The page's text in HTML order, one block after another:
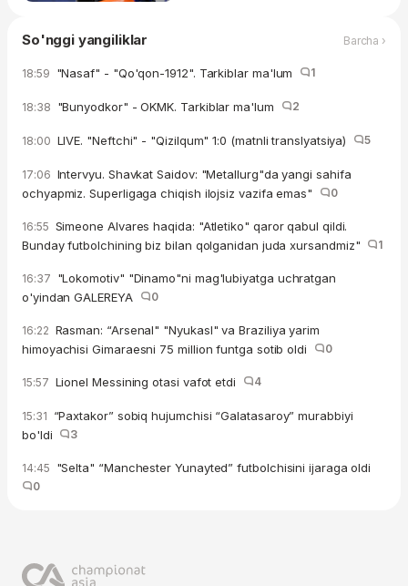
So'nggi yangiliklar Barcha ›
18:59 "Nasaf" - "Qo'qon-1912". Tarkiblar ma'lum 1
18:38 "Bunyodkor" - OKMK. Tarkiblar ma'lum 2
18:00 LIVE. "Neftchi" - "Qizilqum" 1:0 (matnli translyatsiya) 5
17:06 Intervyu. Shavkat Saidov: "Metallurg"da yangi sahifa
ochyapmiz. Superligaga chiqish ilojsiz vazifa emas"
0
16:55 Simeone Alvares haqida: "Atletiko" qaror qabul qildi.
Bunday futbolchining biz bilan qolganidan juda xursandmiz"
1
16:37 "Lokomotiv" "Dinamo"ni mag'lubiyatga uchratgan
o'yindan GALEREYA
0
16:22 Rasman: “Arsenal" "Nyukasl" va Braziliya yarim
himoyachisi Gimaraesni 75 million funtga sotib oldi
0
15:57 Lionel Messining otasi vafot etdi 4
15:31 “Paxtakor” sobiq hujumchisi “Galatasaroy” murabbiyi
bo'ldi
3
14:45 "Selta" “Manchester Yunayted” futbolchisini ijaraga oldi
0